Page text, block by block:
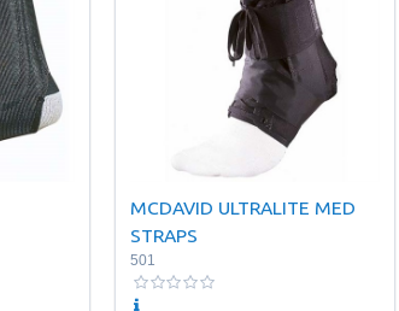
MCDAVID ULTRALITE MED
STRAPS
501